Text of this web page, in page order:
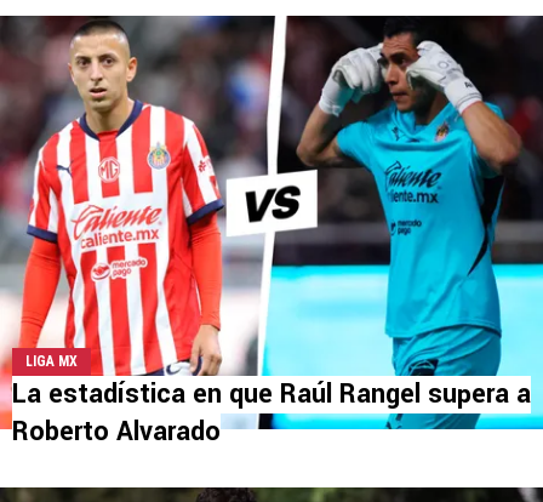
LIGA MX
La estadística en que Raúl Rangel supera a
Roberto Alvarado